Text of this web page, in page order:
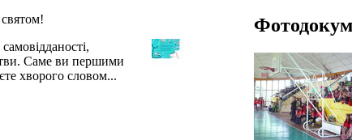
Саме ви першими
хворого словом...